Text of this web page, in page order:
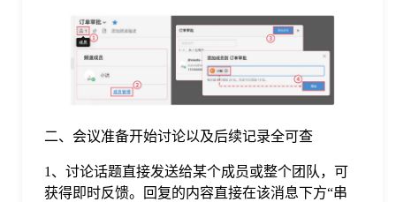
二、会议准备开始讨论以及后续记录全可查
1、讨论话题直接发送给某个成员或整个团队，可
获得即时反馈。回复的内容直接在该消息下方“串